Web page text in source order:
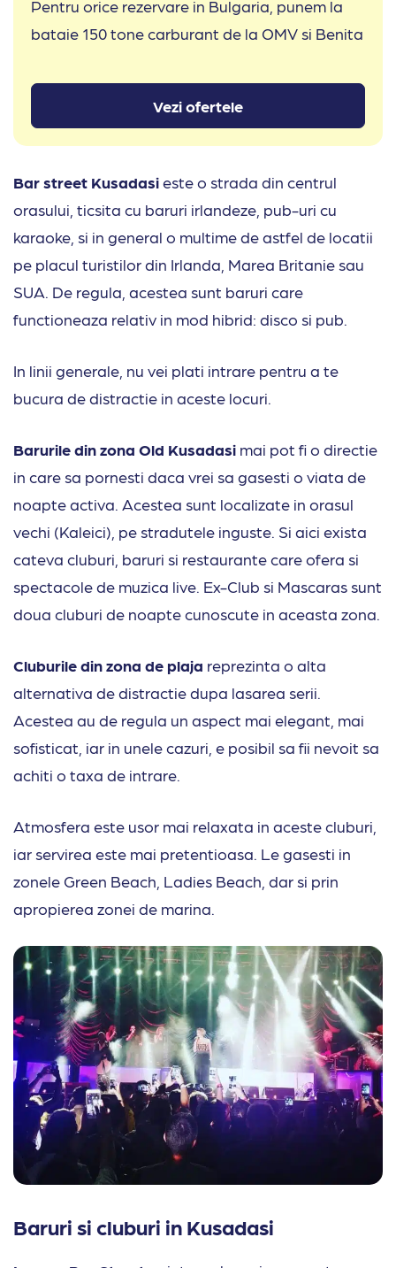
Pentru orice rezervare in Bulgaria, punem la
bataie 150 tone carburant de la OMV si Benita
Vezi ofertele
Bar street Kusadasieste o strada din centrul
orasului, ticsita cu baruri irlandeze, pub-uri cu
karaoke, si in general o multime de astfel de locatii
pe placul turistilor din Irlanda, Marea Britanie sau
SUA. De regula, acestea sunt baruri care
functioneaza relativ in mod hibrid: disco si pub.
In linii generale, nu vei plati intrare pentru a te
bucura de distractie in aceste locuri.
Barurile din zona Old Kusadasi mai pot fi o directie
in care sa pornesti daca vrei sa gasesti o viata de
noapte activa. Acestea sunt localizate in orasul
vechi (Kaleici), pe stradutele inguste. Si aici exista
cateva cluburi, baruri si restaurante care ofera si
spectacole de muzica live. Ex-Club si Mascaras sunt
doua cluburi de noapte cunoscute in aceasta zona.
Cluburile din zona de plaja reprezinta o alta
alternativa de distractie dupa lasarea serii.
Acestea au de regula un aspect mai elegant, mai
sofisticat, iar in unele cazuri, e posibil sa fii nevoit sa
achiti o taxa de intrare.
Atmosfera este usor mai relaxata in aceste cluburi,
iar servirea este mai pretentioasa. Le gasesti in
zonele Green Beach, Ladies Beach, dar si prin
apropierea zonei de marina.
Baruri si cluburi in Kusadasi